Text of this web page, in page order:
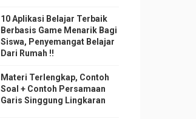
10 Aplikasi Belajar Terbaik
Berbasis Game Menarik Bagi
Siswa, Penyemangat Belajar
Dari Rumah !!
Materi Terlengkap, Contoh
Soal + Contoh Persamaan
Garis Singgung Lingkaran